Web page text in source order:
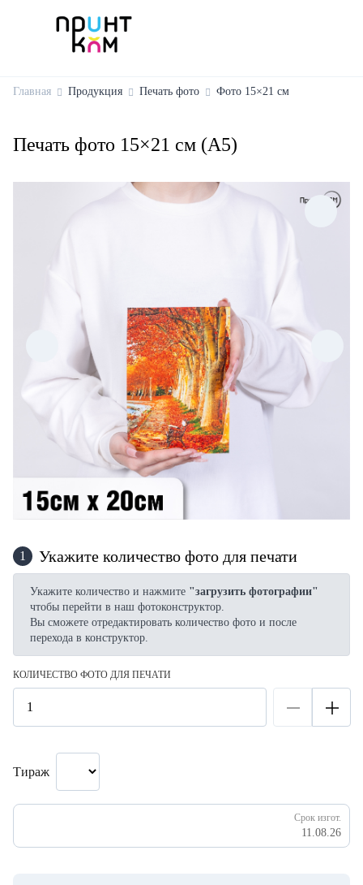
Главная Продукция Печать фото Фото 15×21 см
Печать фото 15×21 см (А5)
1 Укажите количество фото для печати
Укажите количество и нажмите "загрузить фотографии"
чтобы перейти в наш фотоконструктор.
Вы сможете отредактировать количество фото и после
перехода в конструктор.
КОЛИЧЕСТВО ФОТО ДЛЯ ПЕЧАТИ
Тираж
Срок изгот.
11.08.26